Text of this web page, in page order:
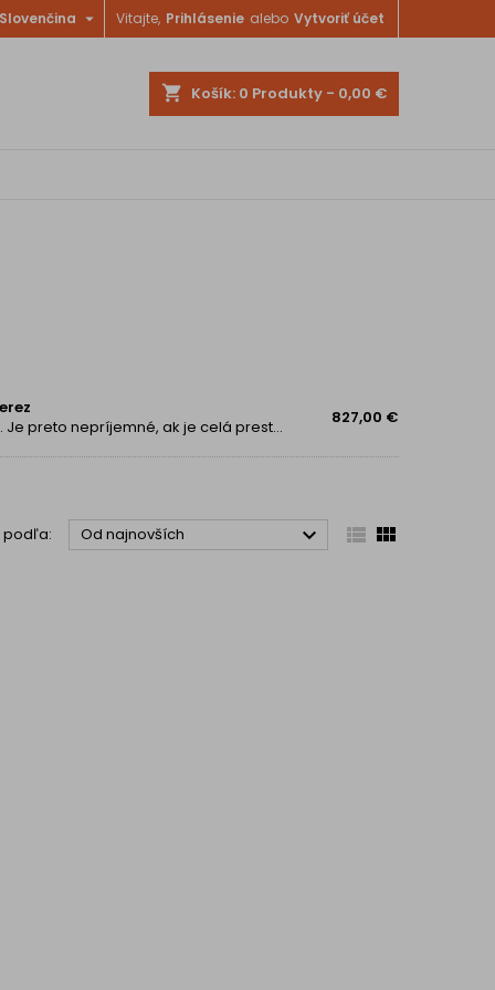
Vitajte, Prihlásenie alebo Vytvoriť účet
Slovenčina 
shopping_cart Košík: 0 Produkty - 0,00 €
Kuchyňa je často miestom kde sa stretáva celá rodina. Je preto nepríjemné, ak je celá prestúpená rôznymi vôňami, ktoré vytvárajú nepríjemnú atmosféru. Tomuto môže zabrániť kvalitný odsávač pár. Napríklad Franke FTU 3707. Udrží vašu kuchyňu vždy v...
827,00 €
podľa: Od najnovších   